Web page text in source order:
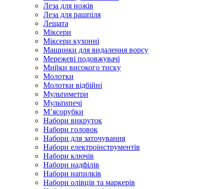
Леза для ножів
Леза для рашпіля
Лещата
Міксери
Міксери кухонні
Машинки для видалення ворсу
Мережеві подовжувачі
Мийки високого тиску
Молотки
Молотки відбійні
Мультиметри
Мультипечі
М’ясорубки
Набори викруток
Набори головок
Набори для заточування
Набори електроінструментів
Набори ключів
Набори надфілів
Набори напилків
Набори олівців та маркерів